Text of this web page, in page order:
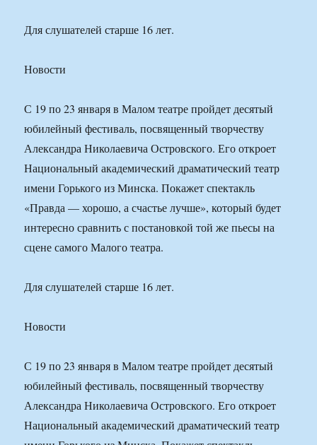
Для слушателей старше 16 лет.
Новости
С 19 по 23 января в Малом театре пройдет десятый
юбилейный фестиваль, посвященный творчеству
Александра Николаевича Островского. Его откроет
Национальный академический драматический театр
имени Горького из Минска. Покажет спектакль
«Правда — хорошо, а счастье лучше», который будет
интересно сравнить с постановкой той же пьесы на
сцене самого Малого театра.
Для слушателей старше 16 лет.
Новости
С 19 по 23 января в Малом театре пройдет десятый
юбилейный фестиваль, посвященный творчеству
Александра Николаевича Островского. Его откроет
Национальный академический драматический театр